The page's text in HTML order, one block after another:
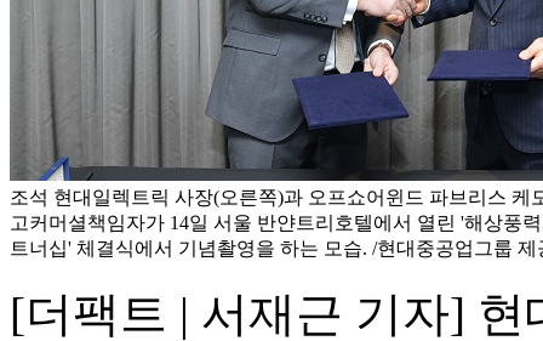
조석 현대일렉트릭 사장(오른쪽)과 오프쇼어윈드 파브리스 케
고커머셜책임자가 14일 서울 반얀트리호텔에서 열린 '해상풍
트너십' 체결식에서 기념촬영을 하는 모습. /현대중공업그룹 제
[더팩트 | 서재근 기자]